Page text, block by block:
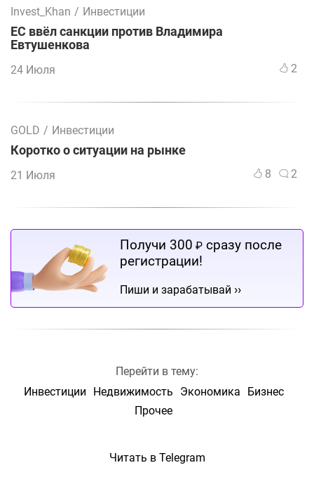
Invest_Khan / Инвестиции
ЕС ввёл санкции против Владимира
Евтушенкова
24 Июля 2
GOLD / Инвестиции
Коротко о ситуации на рынке
21 Июля 8 2
Получи 300 ₽ сразу после
регистрации!
Пиши и зарабатывай ››
Перейти в тему:
Инвестиции
Недвижимость Экономика
Бизнес
Прочее
Читать в Telegram